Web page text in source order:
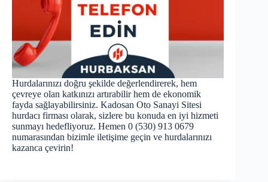
Hurdalarınızı doğru şekilde değerlendirerek, hem
çevreye olan katkınızı artırabilir hem de ekonomik
fayda sağlayabilirsiniz. Kadosan Oto Sanayi Sitesi
hurdacı firması olarak, sizlere bu konuda en iyi hizmeti
sunmayı hedefliyoruz. Hemen 0 (530) 913 0679
numarasından bizimle iletişime geçin ve hurdalarınızı
kazanca çevirin!